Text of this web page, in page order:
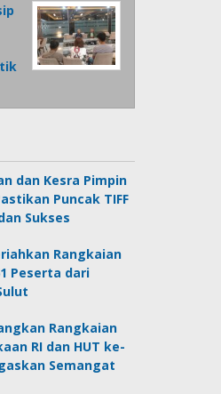
dan Kesra Pimpin
Puncak TIFF
Sukses
Rangkaian
Peserta dari
Rangkaian
RI dan HUT ke-
Semangat